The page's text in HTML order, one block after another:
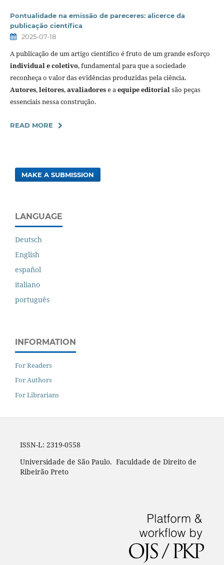
Pontualidade na emissão de pareceres: alicerce da
publicação científica
2025-07-18
A publicação de um artigo científico é fruto de um grande esforço
individual e coletivo, fundamental para que a sociedade
reconheça o valor das evidências produzidas pela ciência.
Autores,leitores,avaliadorese aequipe editorialsão peças
essenciais nessa construção.
READ MORE
MAKE A SUBMISSION
LANGUAGE
Deutsch
English
español
italiano
português
INFORMATION
For Readers
For Authors
For Librarians
ISSN-L: 2319-0558
Universidade de São Paulo. Faculdade de Direito de
Ribeirão Preto